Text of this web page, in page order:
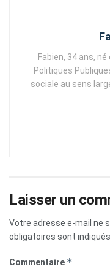
Fabien, 34 ans,
Politiques
sociale au sens
Laisser un
Votre adresse e-mail ne
obligatoires sont
Commentaire *